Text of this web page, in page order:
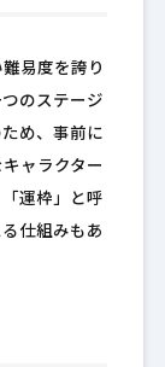
易度を誇り
のステージ
め、事前に
ャラクター
運枠」と呼
仕組みもあ